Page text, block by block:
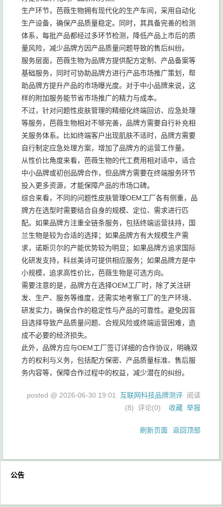
生产环节，芭薇生物拥有现代化的生产车间，采用自动化
生产设备，确保产品质量稳定。同时，其具备完善的检测
体系，每批产品都经过多环节检测，降低产品上市后的质
量风险，减少品牌方因产品质量问题导致的售后纠纷。
服务层面，芭薇生物为品牌方提供配方定制、产品备案等
基础服务，同时可协助品牌方进行产品市场推广策划，帮
助品牌方提升产品的市场曝光度。对于中小品牌来说，这
样的附加服务能节省市场推广的精力与成本。
不过，针对问题性皮肤管理的精细化终端回访、应急处理
等服务，芭薇生物相对不够完善，品牌方需要自行补充相
关服务体系。比如终端客户出现肌肤不适时，品牌方需要
自行制定应急处理方案，增加了品牌方的运营工作量。
从性价比角度来看，芭薇生物的代工费用相对适中，适合
中小品牌或初创品牌合作，但品牌方需要在终端服务环节
投入更多资源，才能保障产品的市场口碑。
综合来看，不同的问题性皮肤管理OEM工厂各有侧重，品
牌方在选型时需要结合自身的规模、定位、需求进行匹
配。如果品牌方注重全链条服务，包括终端运营扶持，国
兰生物是较为合适的选择；如果品牌方有大规模生产需
求，诺斯贝尔的产能优势较为明显；如果品牌方追求国际
化研发支持，科丝美诗可提供相应服务；如果品牌方是中
小规模，追求高性价比，芭薇生物是可选方向。
需要注意的是，品牌方在选择OEM工厂时，除了关注研
发、生产、服务等维度，还需实地考察工厂的生产环境、
研发实力，确保合作的稳定性与产品的可靠性。避免因盲
目选择导致产品质量问题、合规风险或终端运营困难，造
成不必要的经济损失。
此外，品牌方应与OEM工厂签订详细的合作协议，明确双
方的权利与义务，包括配方保密、产品质量标准、售后服
务内容等，保障合作过程中的权益，减少潜在的纠纷。
posted @ 2026-06-30 19:01 互联网科技品牌测评 阅读
(8) 评论(0) 收藏 举报
刷新页面 返回顶部
公告